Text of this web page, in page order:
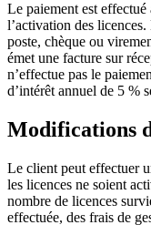
Le paiement est
l’activation des
poste, chèque ou
émet une facture sur
n’effectue pas le
d’intérêt annuel de 5 %
Modifications
Le client peut effectuer
les licences ne soient
nombre de licences
effectuée, des frais de